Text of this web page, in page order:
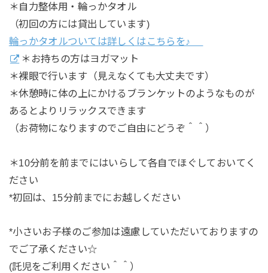
＊自力整体用・輪っかタオル
（初回の方には貸出しています)
輪っかタオルついては詳しくはこちらを♪
＊お持ちの方はヨガマット
＊裸眼で行います（見えなくても大丈夫です）
＊休憩時に体の上にかけるブランケットのようなものが
あるとよりリラックスできます
（お荷物になりますのでご自由にどうぞ＾＾）
＊10分前を前までにはいらして各自でほぐしておいてく
ださい
*初回は、15分前までにお越しください
*小さいお子様のご参加は遠慮していただいておりますの
でご了承ください☆
(託児をご利用ください＾＾）